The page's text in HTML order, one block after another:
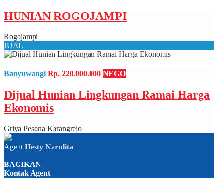
HUNIAN ROGOJAMPI
Rogojampi
JUAL
Banyuwangi Rp. 220.000.000 NEGO
Dijual Hunian Lingkungan Ramai Harga
Ekonomis
Griya Pesona Karangrejo
Agent Hesty Narulita
BAGIKAN
Kontak Agent